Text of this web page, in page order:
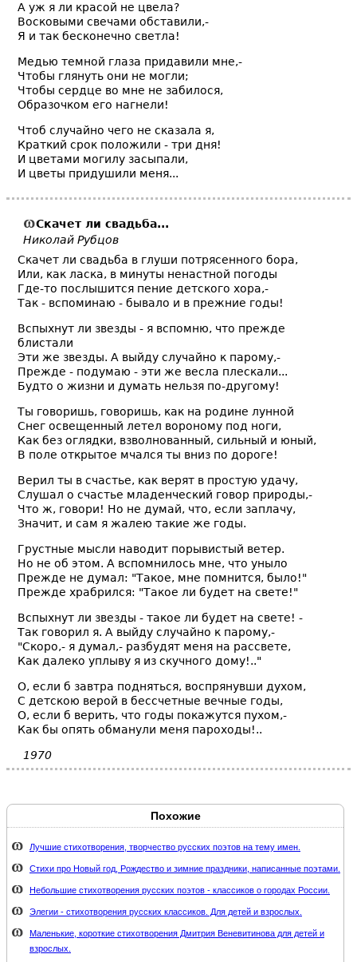
А уж я ли красой не цвела?
Восковыми свечами обставили,-
Я и так бесконечно светла!
Медью темной глаза придавили мне,-
Чтобы глянуть они не могли;
Чтобы сердце во мне не забилося,
Образочком его нагнели!
Чтоб случайно чего не сказала я,
Краткий срок положили - три дня!
И цветами могилу засыпали,
И цветы придушили меня...
Скачет ли свадьба...
Николай Рубцов
Скачет ли свадьба в глуши потрясенного бора,
Или, как ласка, в минуты ненастной погоды
Где-то послышится пение детского хора,-
Так - вспоминаю - бывало и в прежние годы!
Вспыхнут ли звезды - я вспомню, что прежде
блистали
Эти же звезды. А выйду случайно к парому,-
Прежде - подумаю - эти же весла плескали...
Будто о жизни и думать нельзя по-другому!
Ты говоришь, говоришь, как на родине лунной
Снег освещенный летел вороному под ноги,
Как без оглядки, взволнованный, сильный и юный,
В поле открытое мчался ты вниз по дороге!
Верил ты в счастье, как верят в простую удачу,
Слушал о счастье младенческий говор природы,-
Что ж, говори! Но не думай, что, если заплачу,
Значит, и сам я жалею такие же годы.
Грустные мысли наводит порывистый ветер.
Но не об этом. А вспомнилось мне, что уныло
Прежде не думал: "Такое, мне помнится, было!"
Прежде храбрился: "Такое ли будет на свете!"
Вспыхнут ли звезды - такое ли будет на свете! -
Так говорил я. А выйду случайно к парому,-
"Скоро,- я думал,- разбудят меня на рассвете,
Как далеко уплыву я из скучного дому!.."
О, если б завтра подняться, воспрянувши духом,
С детскою верой в бессчетные вечные годы,
О, если б верить, что годы покажутся пухом,-
Как бы опять обманули меня пароходы!..
1970
Похожие
Лучшие стихотворения, творчество русских поэтов на тему имен.
Стихи про Новый год, Рождество и зимние праздники, написанные поэтами.
Небольшие стихотворения русских поэтов - классиков о городах России.
Элегии - стихотворения русских классиков. Для детей и взрослых.
Маленькие, короткие стихотворения Дмитрия Веневитинова для детей и
взрослых.